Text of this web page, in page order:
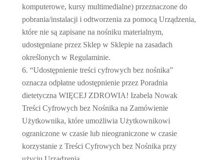
komputerowe, kursy multimedialne) przeznaczone do
pobrania/instalacji i odtworzenia za pomocą Urządzenia,
które nie są zapisane na nośniku materialnym,
udostępniane przez Sklep w Sklepie na zasadach
określonych w Regulaminie.
“Udostępnienie treści cyfrowych bez nośnika”
oznacza odpłatne udostępnienie przez Poradnia
dietetyczna WIĘCEJ ZDROWIA! Izabela Nowak
Treści Cyfrowych bez Nośnika na Zamówienie
Użytkownika, które umożliwia Użytkownikowi
ograniczone w czasie lub nieograniczone w czasie
korzystanie z Treści Cyfrowych bez Nośnika przy